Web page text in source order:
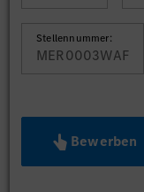
Stellennummer:
MER0003WAF
Bewerben